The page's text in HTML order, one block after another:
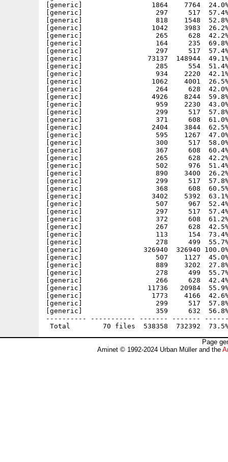
[generic]                 1864    7764  24.0% -
[generic]                  297     517  57.4% -
[generic]                  818    1548  52.8%
[generic]                 1042    3983  26.2%
[generic]                  265     628  42.2% -
[generic]                  164     235  69.8% -
[generic]                  297     517  57.4% -
[generic]                73137  148944  49.1%
[generic]                  285     554  51.4% -
[generic]                  934    2220  42.1%
[generic]                 1062    4001  26.5%
[generic]                  264     628  42.0% -
[generic]                 4926    8244  59.8% -
[generic]                  959    2230  43.0% -
[generic]                  299     517  57.8% -
[generic]                  371     608  61.0% -
[generic]                 2404    3844  62.5% -
[generic]                  595    1267  47.0% -
[generic]                  300     517  58.0% -
[generic]                  367     608  60.4% -
[generic]                  265     628  42.2%
[generic]                  502     976  51.4% -
[generic]                  890    3400  26.2% -
[generic]                  299     517  57.8% -
[generic]                  368     608  60.5% -
[generic]                 3402    5392  63.1% -
[generic]                  507     967  52.4% -
[generic]                  297     517  57.4% -
[generic]                  372     608  61.2% -
[generic]                  267     628  42.5% -
[generic]                  113     154  73.4% -
[generic]                  278     499  55.7% -
[generic]               326940  326940 100.0% -
[generic]                  507    1127  45.0% -
[generic]                  889    3202  27.8% -
[generic]                  278     499  55.7% -
[generic]                  266     628  42.4% -
[generic]                11736   20984  55.9% -
[generic]                 1773    4166  42.6% -
[generic]                  299     517  57.8% -
[generic]                  359     632  56.8% -
---------- ----------- ------- -------
Page
Aminet © 1992-2024 Urban Müller and the